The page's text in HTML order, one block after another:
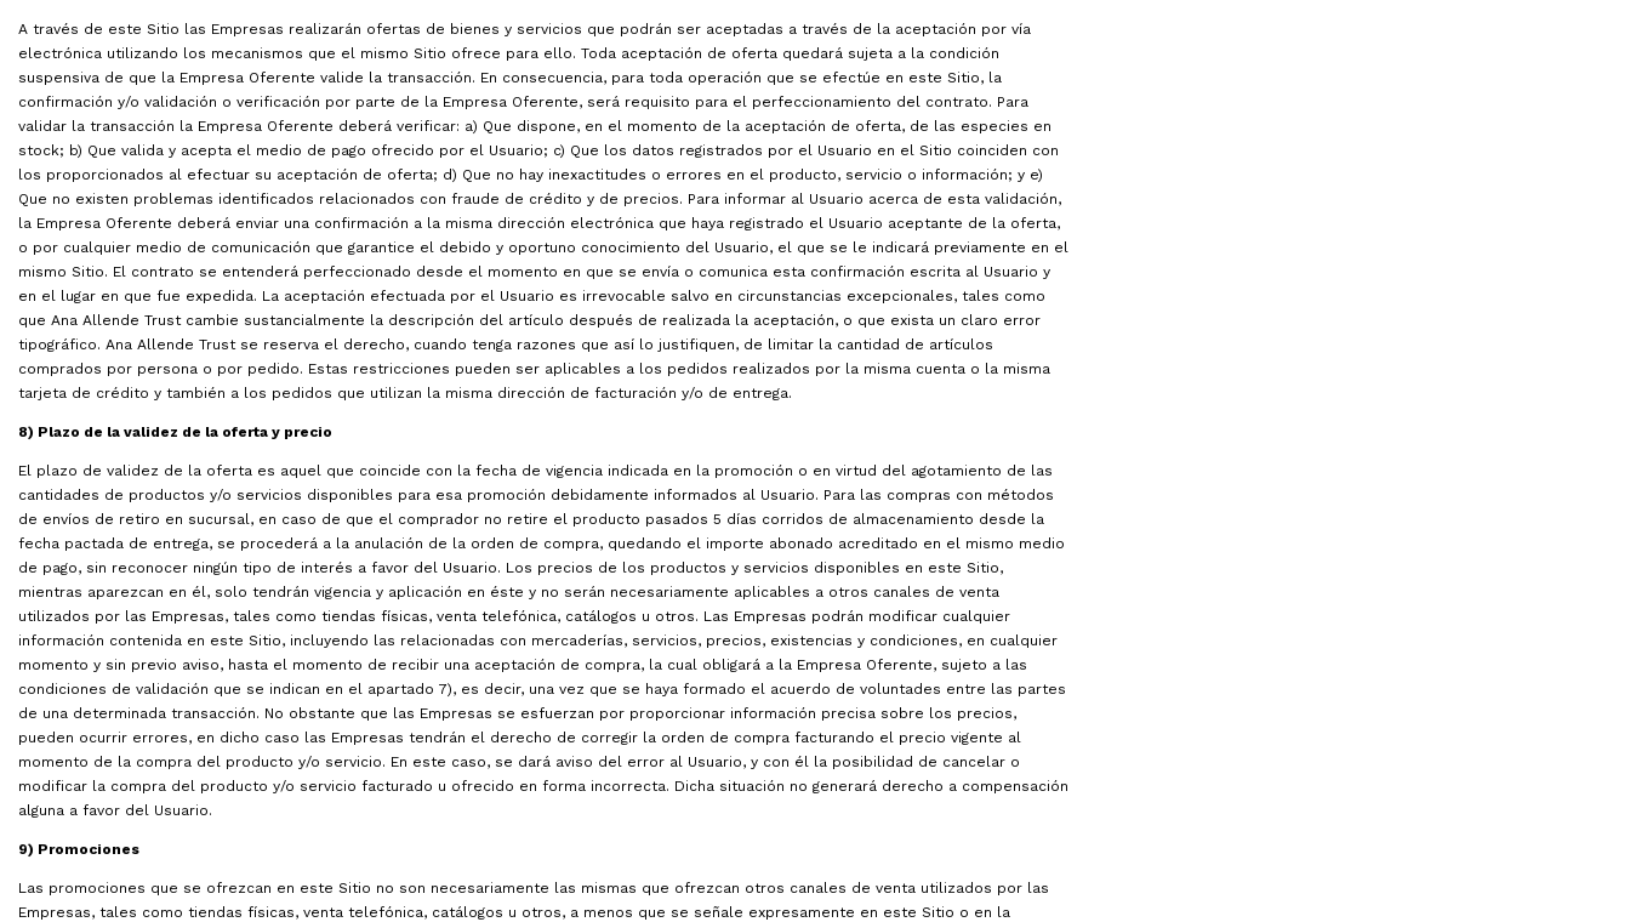
A través de este Sitio las Empresas realizarán ofertas de bienes y servicios que podrán ser aceptadas a través de la aceptación por vía
electrónica utilizando los mecanismos que el mismo Sitio ofrece para ello. Toda aceptación de oferta quedará sujeta a la condición
suspensiva de que la Empresa Oferente valide la transacción. En consecuencia, para toda operación que se efectúe en este Sitio, la
confirmación y/o validación o verificación por parte de la Empresa Oferente, será requisito para el perfeccionamiento del contrato. Para
validar la transacción la Empresa Oferente deberá verificar: a) Que dispone, en el momento de la aceptación de oferta, de las especies en
stock; b) Que valida y acepta el medio de pago ofrecido por el Usuario; c) Que los datos registrados por el Usuario en el Sitio coinciden con
los proporcionados al efectuar su aceptación de oferta; d) Que no hay inexactitudes o errores en el producto, servicio o información; y e)
Que no existen problemas identificados relacionados con fraude de crédito y de precios. Para informar al Usuario acerca de esta validación,
la Empresa Oferente deberá enviar una confirmación a la misma dirección electrónica que haya registrado el Usuario aceptante de la oferta,
o por cualquier medio de comunicación que garantice el debido y oportuno conocimiento del Usuario, el que se le indicará previamente en el
mismo Sitio. El contrato se entenderá perfeccionado desde el momento en que se envía o comunica esta confirmación escrita al Usuario y
en el lugar en que fue expedida. La aceptación efectuada por el Usuario es irrevocable salvo en circunstancias excepcionales, tales como
que Ana Allende Trust cambie sustancialmente la descripción del artículo después de realizada la aceptación, o que exista un claro error
tipográfico. Ana Allende Trust se reserva el derecho, cuando tenga razones que así lo justifiquen, de limitar la cantidad de artículos
comprados por persona o por pedido. Estas restricciones pueden ser aplicables a los pedidos realizados por la misma cuenta o la misma
tarjeta de crédito y también a los pedidos que utilizan la misma dirección de facturación y/o de entrega.
8) Plazo de la validez de la oferta y precio
El plazo de validez de la oferta es aquel que coincide con la fecha de vigencia indicada en la promoción o en virtud del agotamiento de las
cantidades de productos y/o servicios disponibles para esa promoción debidamente informados al Usuario. Para las compras con métodos
de envíos de retiro en sucursal, en caso de que el comprador no retire el producto pasados 5 días corridos de almacenamiento desde la
fecha pactada de entrega, se procederá a la anulación de la orden de compra, quedando el importe abonado acreditado en el mismo medio
de pago, sin reconocer ningún tipo de interés a favor del Usuario. Los precios de los productos y servicios disponibles en este Sitio,
mientras aparezcan en él, solo tendrán vigencia y aplicación en éste y no serán necesariamente aplicables a otros canales de venta
utilizados por las Empresas, tales como tiendas físicas, venta telefónica, catálogos u otros. Las Empresas podrán modificar cualquier
información contenida en este Sitio, incluyendo las relacionadas con mercaderías, servicios, precios, existencias y condiciones, en cualquier
momento y sin previo aviso, hasta el momento de recibir una aceptación de compra, la cual obligará a la Empresa Oferente, sujeto a las
condiciones de validación que se indican en el apartado 7), es decir, una vez que se haya formado el acuerdo de voluntades entre las partes
de una determinada transacción. No obstante que las Empresas se esfuerzan por proporcionar información precisa sobre los precios,
pueden ocurrir errores, en dicho caso las Empresas tendrán el derecho de corregir la orden de compra facturando el precio vigente al
momento de la compra del producto y/o servicio. En este caso, se dará aviso del error al Usuario, y con él la posibilidad de cancelar o
modificar la compra del producto y/o servicio facturado u ofrecido en forma incorrecta. Dicha situación no generará derecho a compensación
alguna a favor del Usuario.
9) Promociones
Las promociones que se ofrezcan en este Sitio no son necesariamente las mismas que ofrezcan otros canales de venta utilizados por las
Empresas, tales como tiendas físicas, venta telefónica, catálogos u otros, a menos que se señale expresamente en este Sitio o en la